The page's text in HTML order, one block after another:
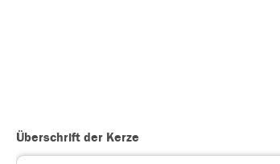
Überschrift der Kerze